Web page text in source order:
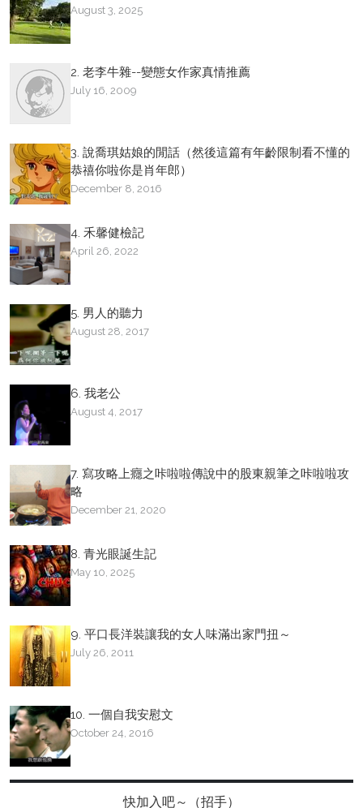
August 3, 2025
2. 老李牛雜--變態女作家真情推薦
July 16, 2009
3. 說喬琪姑娘的閒話（然後這篇有年齡限制看不懂的
恭禧你啦你是肖年郎）
December 8, 2016
4. 禾馨健檢記
April 26, 2022
5. 男人的聽力
August 28, 2017
6. 我老公
August 4, 2017
7. 寫攻略上癮之咔啦啦傳說中的股東親筆之咔啦啦攻
略
December 21, 2020
8. 青光眼誕生記
May 10, 2025
9. 平口長洋裝讓我的女人味滿出家門扭～
July 26, 2011
10. 一個自我安慰文
October 24, 2016
快加入吧～（招手）